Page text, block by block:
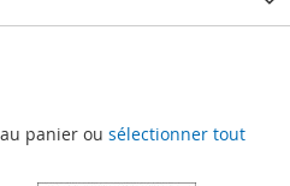
panier ou sélectionner tout